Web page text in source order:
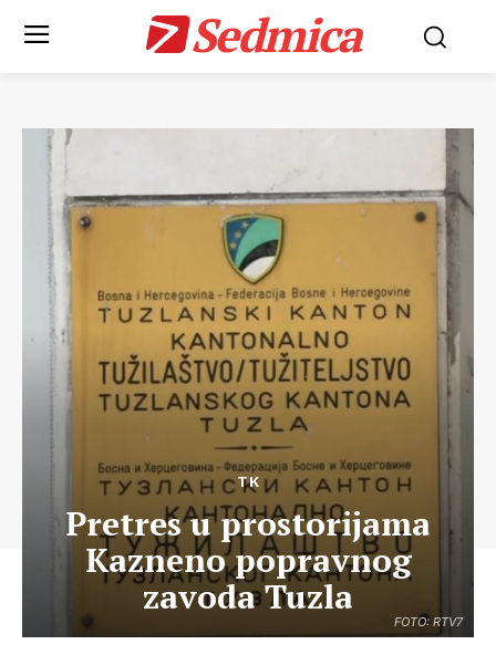
Sedmica
FOTO: RTV7
TK
Pretres u prostorijama
Kazneno popravnog
zavoda Tuzla